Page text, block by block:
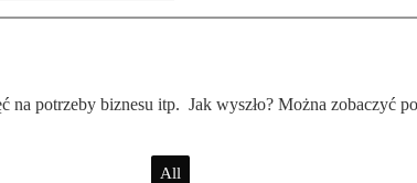
na potrzeby biznesu itp. Jak wyszło? Można zobaczyć
All